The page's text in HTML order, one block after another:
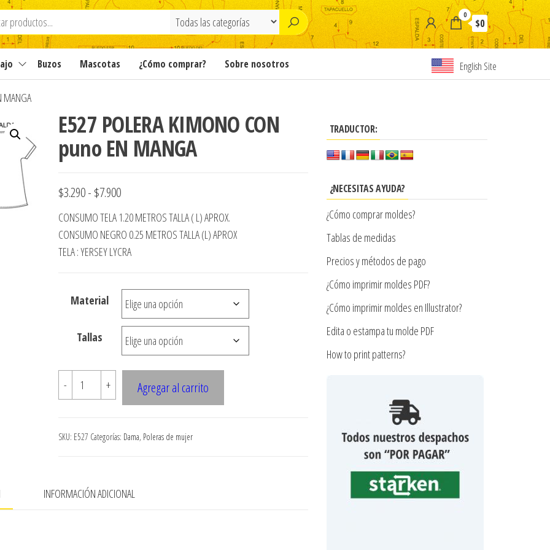
0
$0
Buzos Mascotas ¿Cómo comprar? Sobre nosotros English Site
MANGA
E527 POLERA KIMONO CON
puno EN MANGA
$3.290- $7.900Rango
de
precios:
desde
hasta
$7.900
CONSUMO TELA 1.20 METROS TALLA ( L) APROX.
CONSUMO NEGRO 0.25 METROS TALLA (L) APROX
TELA : YERSEY LYCRA
Material
Tallas
-
E527
POLERA
CON
cantidad
+ Agregar al carrito
SKU: E527 Categorías: Dama, Poleras de mujer
INFORMACIÓN ADICIONAL
TRADUCTOR:
¿NECESITAS AYUDA?
¿Cómo comprar moldes?
Tablas de medidas
Precios y métodos de pago
¿Cómo imprimir moldes PDF?
¿Cómo imprimir moldes en Illustrator?
Edita o estampa tu molde PDF
How to print patterns?